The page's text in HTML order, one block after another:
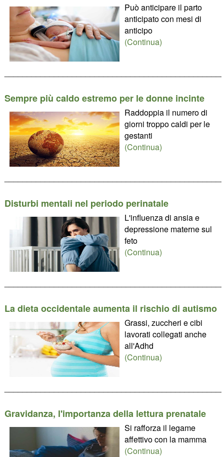
Può anticipare il parto
anticipato con mesi di
anticipo
(Continua)
Sempre più caldo estremo per le donne incinte
Raddoppia il numero di
giorni troppo caldi per le
gestanti
(Continua)
Disturbi mentali nel periodo perinatale
L'influenza di ansia e
depressione materne sul
feto
(Continua)
La dieta occidentale aumenta il rischio di autismo
Grassi, zuccheri e cibi
lavorati collegati anche
all'Adhd
(Continua)
Gravidanza, l'importanza della lettura prenatale
Si rafforza il legame
affettivo con la mamma
(Continua)